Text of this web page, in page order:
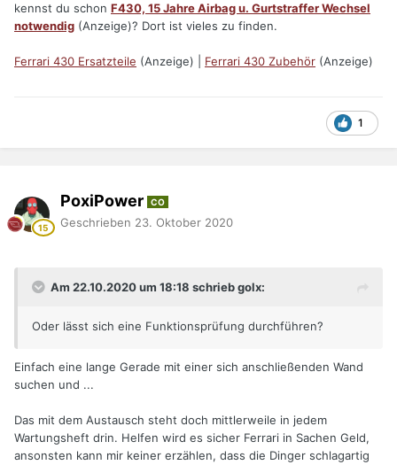
kennst du schon F430, 15 Jahre Airbag u. Gurtstraffer Wechsel
notwendig (Anzeige)? Dort ist vieles zu finden.
Ferrari 430 Ersatzteile (Anzeige) | Ferrari 430 Zubehör (Anzeige)
1
PoxiPower CO
Geschrieben 23. Oktober 2020
Am 22.10.2020 um 18:18 schrieb golx:
Oder lässt sich eine Funktionsprüfung durchführen?
Einfach eine lange Gerade mit einer sich anschließenden Wand
suchen und ...
Das mit dem Austausch steht doch mittlerweile in jedem
Wartungsheft drin. Helfen wird es sicher Ferrari in Sachen Geld,
ansonsten kann mir keiner erzählen, dass die Dinger schlagartig